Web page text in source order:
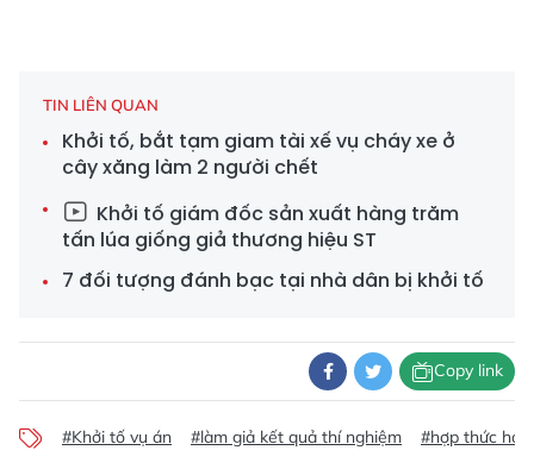
TIN LIÊN QUAN
Khởi tố, bắt tạm giam tài xế vụ cháy xe ở
cây xăng làm 2 người chết
Khởi tố giám đốc sản xuất hàng trăm
tấn lúa giống giả thương hiệu ST
7 đối tượng đánh bạc tại nhà dân bị khởi tố
Copy link
#Khởi tố vụ án #làm giả kết quả thí nghiệm #hợp thức